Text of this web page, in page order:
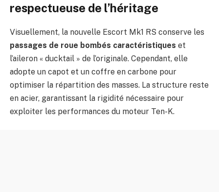
respectueuse de l’héritage
Visuellement, la nouvelle Escort Mk1 RS conserve les
passages de roue bombés caractéristiques et
l’aileron « ducktail » de l’originale. Cependant, elle
adopte un capot et un coffre en carbone pour
optimiser la répartition des masses. La structure reste
en acier, garantissant la rigidité nécessaire pour
exploiter les performances du moteur Ten-K.